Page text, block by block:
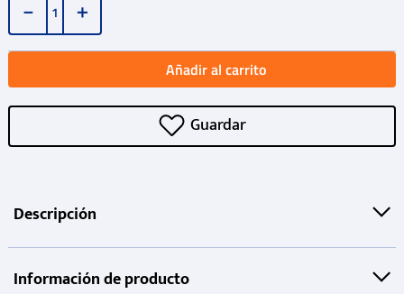
＋
－
Añadir al carrito
Descripción
Información de producto